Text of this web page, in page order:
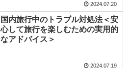
2024.07.20
国内旅行中のトラブル対処法＜安
心して旅行を楽しむための実用的
なアドバイス＞
2024.07.19